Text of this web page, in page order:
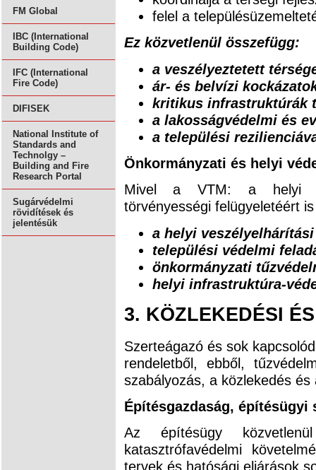
FM Global
IBC (International
Building Code)
IFC (International
Fire Code)
DIFISEK
National Institute of
Standards and
Technolgy –
Building and Fire
Research Portal
Sugárvédelmi
rövidítések és
jelentésük
felel a
Ez közvetlenül összefügg:
a veszélyeztetett
ár- és belvízi
kritikus infrastruktúrák
a lakosságvédelmi és
a települési
Önkormányzati és helyi
Mivel a VTM: a helyi
törvényességi felügyeletéért
a helyi
települési védelmi
önkormányzati
helyi infrastruktúra-
3. KÖZLEKEDÉSI
Szerteágazó és sok
rendeletből, ebből,
szabályozás, a közlekedés
Építésgazdaság, építésügyi
Az építésügy
katasztrófavédelmi
tervek és hatósági eljárások